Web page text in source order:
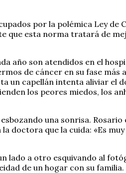
por la polémica Ley de
que esta norma tratará de
año son atendidos en el
de cáncer en su fase
un capellán intenta aliviar el
los peores miedos, los
una sonrisa.
doctora que la cuida: «Es
lado a otro esquivando al
de un hogar con su